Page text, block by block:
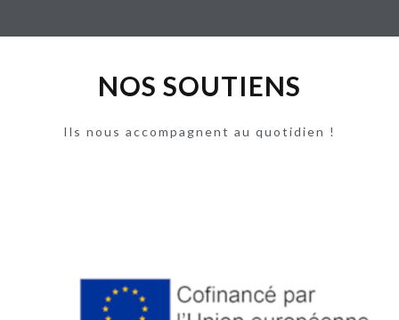
NOS SOUTIENS
Ils nous accompagnent au quotidien !